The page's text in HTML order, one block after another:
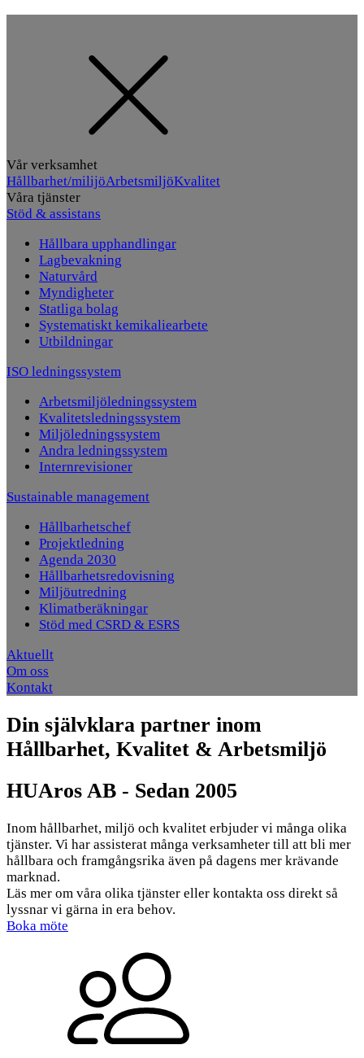
Vår verksamhet
Hållbarhet/milijöArbetsmiljöKvalitet
Våra tjänster
Stöd & assistans
Hållbara upphandlingar
Lagbevakning
Naturvård
Myndigheter
Statliga bolag
Systematiskt kemikaliearbete
Utbildningar
ISO ledningssystem
Arbetsmiljöledningssystem
Kvalitetsledningssystem
Miljöledningssystem
Andra ledningssystem
Internrevisioner
Sustainable management
Hållbarhetschef
Projektledning
Agenda 2030
Hållbarhetsredovisning
Miljöutredning
Klimatberäkningar
Stöd med CSRD & ESRS
Aktuellt
Om oss
Kontakt
Din självklara partner inom
Hållbarhet, Kvalitet & Arbetsmiljö
HUAros AB - Sedan 2005
Inom hållbarhet, miljö och kvalitet erbjuder vi många olika
tjänster. Vi har assisterat många verksamheter till att bli mer
hållbara och framgångsrika även på dagens mer krävande
marknad.
Läs mer om våra olika tjänster eller kontakta oss direkt så
lyssnar vi gärna in era behov.
Boka möte